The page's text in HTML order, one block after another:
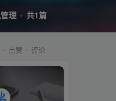
理 共1篇
点赞 评论